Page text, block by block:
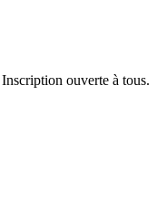
ouverte à tous.